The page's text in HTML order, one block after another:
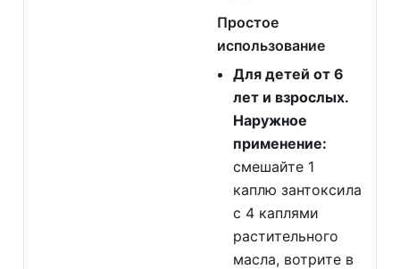
Простое
использование
Для детей от 6
лет и взрослых.
Наружное
применение:
смешайте 1
каплю зантоксила
с 4 каплями
растительного
масла, вотрите в